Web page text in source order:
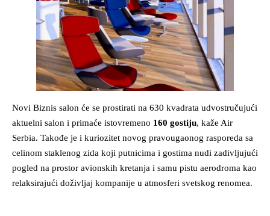
Novi Biznis salon će se prostirati na 630 kvadrata udvostručujući
aktuelni salon i primaće istovremeno 160 gostiju, kaže Air
Serbia. Takođe je i kuriozitet novog pravougaonog rasporeda sa
celinom staklenog zida koji putnicima i gostima nudi zadivljujući
pogled na prostor avionskih kretanja i samu pistu aerodroma kao
relaksirajući doživljaj kompanije u atmosferi svetskog renomea.